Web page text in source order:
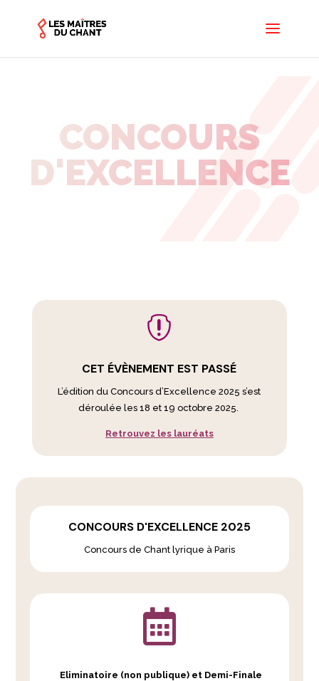
CONCOURS
D'EXCELLENCE

CET ÉVÈNEMENT EST PASSÉ
L’édition du Concours d’Excellence 2025 s’est
déroulée les 18 et 19 octobre 2025.
Retrouvez les lauréats
CONCOURS D'EXCELLENCE 2025
Concours de Chant lyrique à Paris

Eliminatoire (non publique) et Demi-Finale